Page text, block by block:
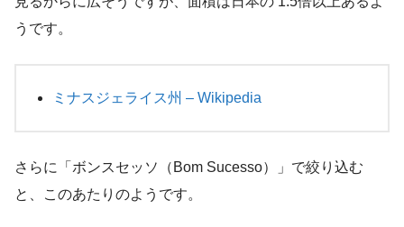
うです。
ミナスジェライス州 – Wikipedia
さらに「ボンスセッソ（Bom Sucesso）」で絞り込む
と、このあたりのようです。